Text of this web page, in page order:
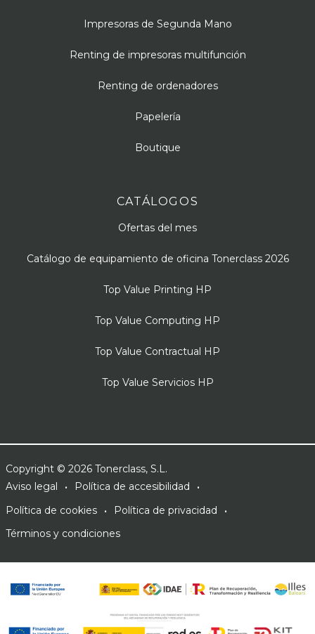
Impresoras de Segunda Mano
Renting de impresoras multifunción
Renting de ordenadores
Papelería
Boutique
CATÁLOGOS
Ofertas del mes
Catálogo de equipamiento de oficina Tonerclass 2026
Top Value Printing HP
Top Value Computing HP
Top Value Contractual HP
Top Value Servicios HP
Copyright © 2026 Tonerclass, S.L.
Aviso legal
Política de accesibilidad
Política de cookies
Política de privacidad
Términos y condiciones